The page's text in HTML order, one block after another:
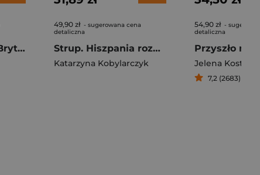
Oblicza Wielkiej Brytanii Skąd wziął się brexit i inne historie o wyspiarzach
49,90 zł - sugerowana cena
detaliczna
Strup. Hiszpania rozdrapuje rany
Katarzyna Kobylarczyk
54,90 zł -
detaliczna
Jelena
7,2 (2683)